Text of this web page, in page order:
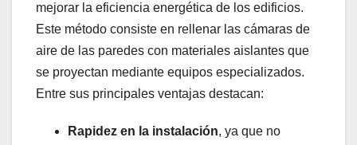
mejorar la eficiencia energética de los edificios.
Este método consiste en rellenar las cámaras de
aire de las paredes con materiales aislantes que
se proyectan mediante equipos especializados.
Entre sus principales ventajas destacan:
Rapidez en la instalación, ya que no